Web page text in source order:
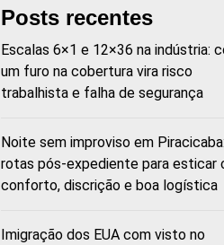
Posts recentes
Escalas 6×1 e 12×36 na indústria:
um furo na cobertura vira risco
trabalhista e falha de segurança
Noite sem improviso em
rotas pós-expediente para esticar
conforto, discrição e boa logística
Imigração dos EUA com visto no